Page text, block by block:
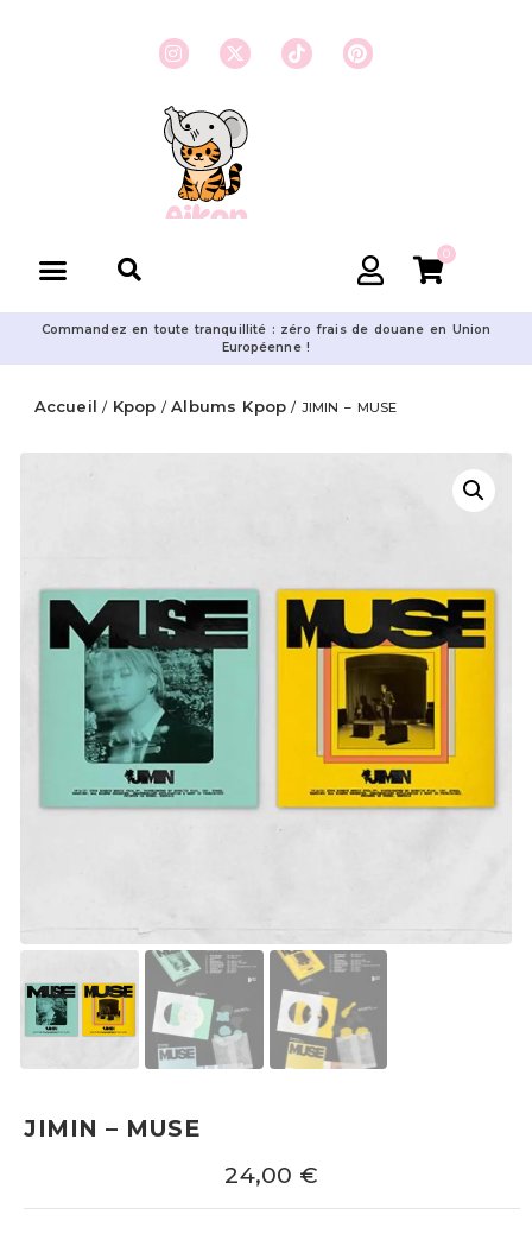
0
Commandez en toute tranquillité : zéro frais de douane en Union
Européenne !
Accueil / Kpop /Albums Kpop/ JIMIN – MUSE
JIMIN – MUSE
24,00 €